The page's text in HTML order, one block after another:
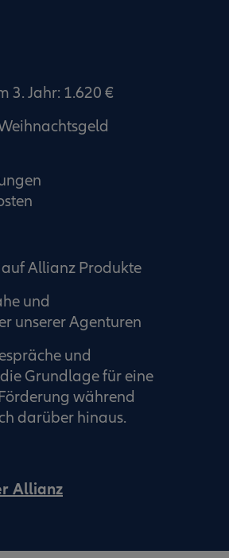
3. Jahr: 1.620 €
Allianz Produkte
und
unserer Agenturen
und
Grundlage für eine
während
darüber hinaus.
Allianz